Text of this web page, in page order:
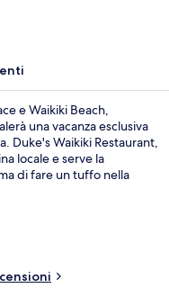
e Waikiki Beach,
una vacanza esclusiva
Duke's Waikiki Restaurant,
locale e serve la
di fare un tuffo nella
Le recensioni dei